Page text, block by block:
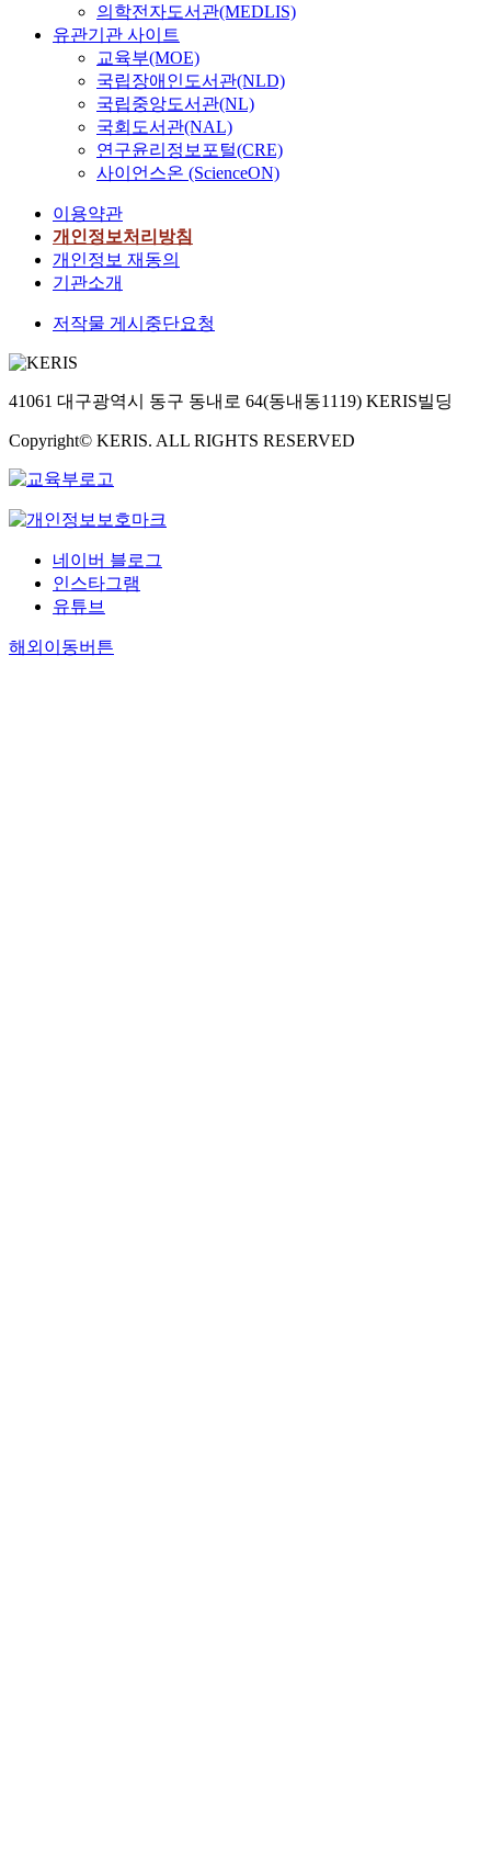
의학전자도서관(MEDLIS)
유관기관 사이트
교육부(MOE)
국립장애인도서관(NLD)
국립중앙도서관(NL)
국회도서관(NAL)
연구윤리정보포털(CRE)
사이언스온 (ScienceON)
이용약관
개인정보처리방침
개인정보 재동의
기관소개
저작물 게시중단요청
41061 대구광역시 동구 동내로 64(동내동1119) KERIS빌딩
Copyright© KERIS. ALL RIGHTS RESERVED
네이버 블로그
인스타그램
유튜브
해외이동버튼